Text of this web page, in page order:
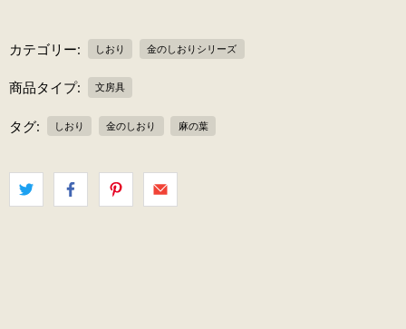
カテゴリー: しおり 金のしおりシリーズ
商品タイプ: 文房具
タグ: しおり 金のしおり 麻の葉